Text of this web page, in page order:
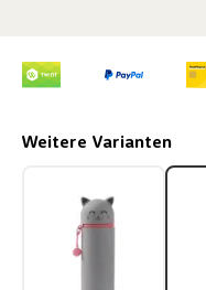
Weitere Varianten